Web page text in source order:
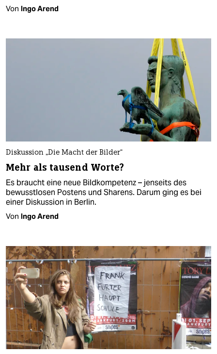
Von Ingo Arend
Diskussion „Die Macht der Bilder“
Mehr als tausend Worte?
Es braucht eine neue Bildkompetenz – jenseits des
bewusstlosen Postens und Sharens. Darum ging es bei
einer Diskussion in Berlin.
Von Ingo Arend